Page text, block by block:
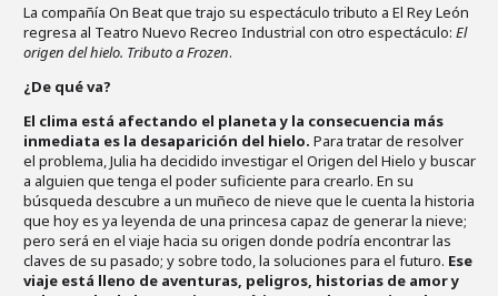
La compañía On Beat que trajo su espectáculo tributo a El Rey León
regresa al Teatro Nuevo Recreo Industrial con otro espectáculo: El
origen del hielo. Tributo a Frozen.
¿De qué va?
El clima está afectando el planeta y la consecuencia más
inmediata es la desaparición del hielo. Para tratar de resolver
el problema, Julia ha decidido investigar el Origen del Hielo y buscar
a alguien que tenga el poder suficiente para crearlo. En su
búsqueda descubre a un muñeco de nieve que le cuenta la historia
que hoy es ya leyenda de una princesa capaz de generar la nieve;
pero será en el viaje hacia su origen donde podría encontrar las
claves de su pasado; y sobre todo, la soluciones para el futuro. Ese
viaje está lleno de aventuras, peligros, historias de amor y